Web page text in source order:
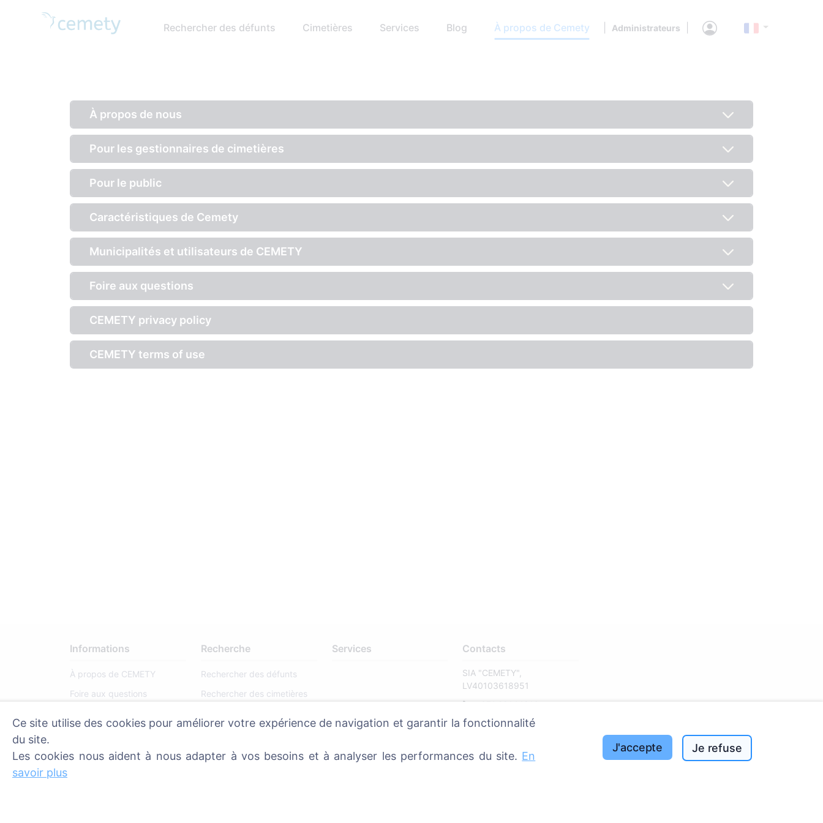
Rechercher des défunts Cimetières Services Blog À propos de Cemety Administrateurs
À propos de nous
Pour les gestionnaires de cimetières
Pour le public
Caractéristiques de Cemety
Municipalités et utilisateurs de CEMETY
Foire aux questions
CEMETY privacy policy
CEMETY terms of use
Informations
À propos de CEMETY
Foire aux questions
Liste des communes et des
Recherche
Rechercher des défunts
Rechercher des cimetières
Services Contacts
SIA "CEMETY",
LV40103618951
371 29144816
info@cemety.lv
le pays !
Ce site utilise des cookies pour améliorer votre expérience de navigation et garantir la fonctionnalité
du site.
Les cookies nous aident à nous adapter à vos besoins et à analyser les performances du site. En
savoir plus
J'accepte Je refuse